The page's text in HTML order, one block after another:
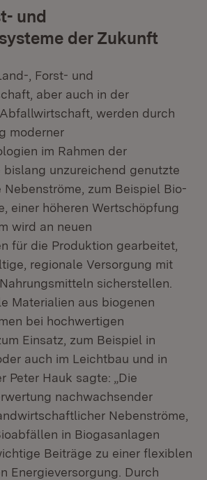
und
der Zukunft
, Forst- und
aber auch in der
werden durch
moderner
im Rahmen der
unzureichend genutzte
zum Beispiel Bio-
einer höheren Wertschöpfung
wird an neuen
für die Produktion gearbeitet,
regionale Versorgung mit
sicherstellen.
Materialien aus biogenen
bei hochwertigen
Einsatz, zum Beispiel in
auch im Leichtbau und in
Peter Hauk sagte: „Die
nachwachsender
Nebenströme,
in Biogasanlagen
Beiträge zu einer flexiblen
Energieversorgung. Durch